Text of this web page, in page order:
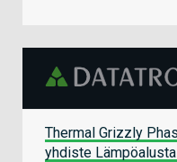
Thermal Grizzly
yhdiste